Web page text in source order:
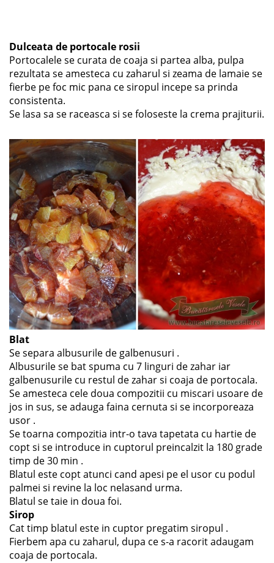
Dulceata de portocale rosii
Portocalele se curata de coaja si partea alba, pulpa
rezultata se amesteca cu zaharul si zeama de lamaie se
fierbe pe foc mic pana ce siropul incepe sa prinda
consistenta.
Se lasa sa se raceasca si se foloseste la crema prajiturii.
Blat
Se separa albusurile de galbenusuri .
Albusurile se bat spuma cu 7 linguri de zahar iar
galbenusurile cu restul de zahar si coaja de portocala.
Se amesteca cele doua compozitii cu miscari usoare de
jos in sus, se adauga faina cernuta si se incorporeaza
usor .
Se toarna compozitia intr-o tava tapetata cu hartie de
copt si se introduce in cuptorul preincalzit la 180 grade
timp de 30 min .
Blatul este copt atunci cand apesi pe el usor cu podul
palmei si revine la loc nelasand urma.
Blatul se taie in doua foi.
Sirop
Cat timp blatul este in cuptor pregatim siropul .
Fierbem apa cu zaharul, dupa ce s-a racorit adaugam
coaja de portocala.